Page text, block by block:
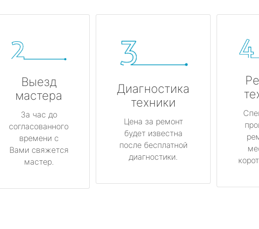
Выезд
мастера
За час до
согласованного
времени с
Вами свяжется
мастер.
Диагностика
техники
Цена за ремонт
будет известна
после бесплатной
диагностики.